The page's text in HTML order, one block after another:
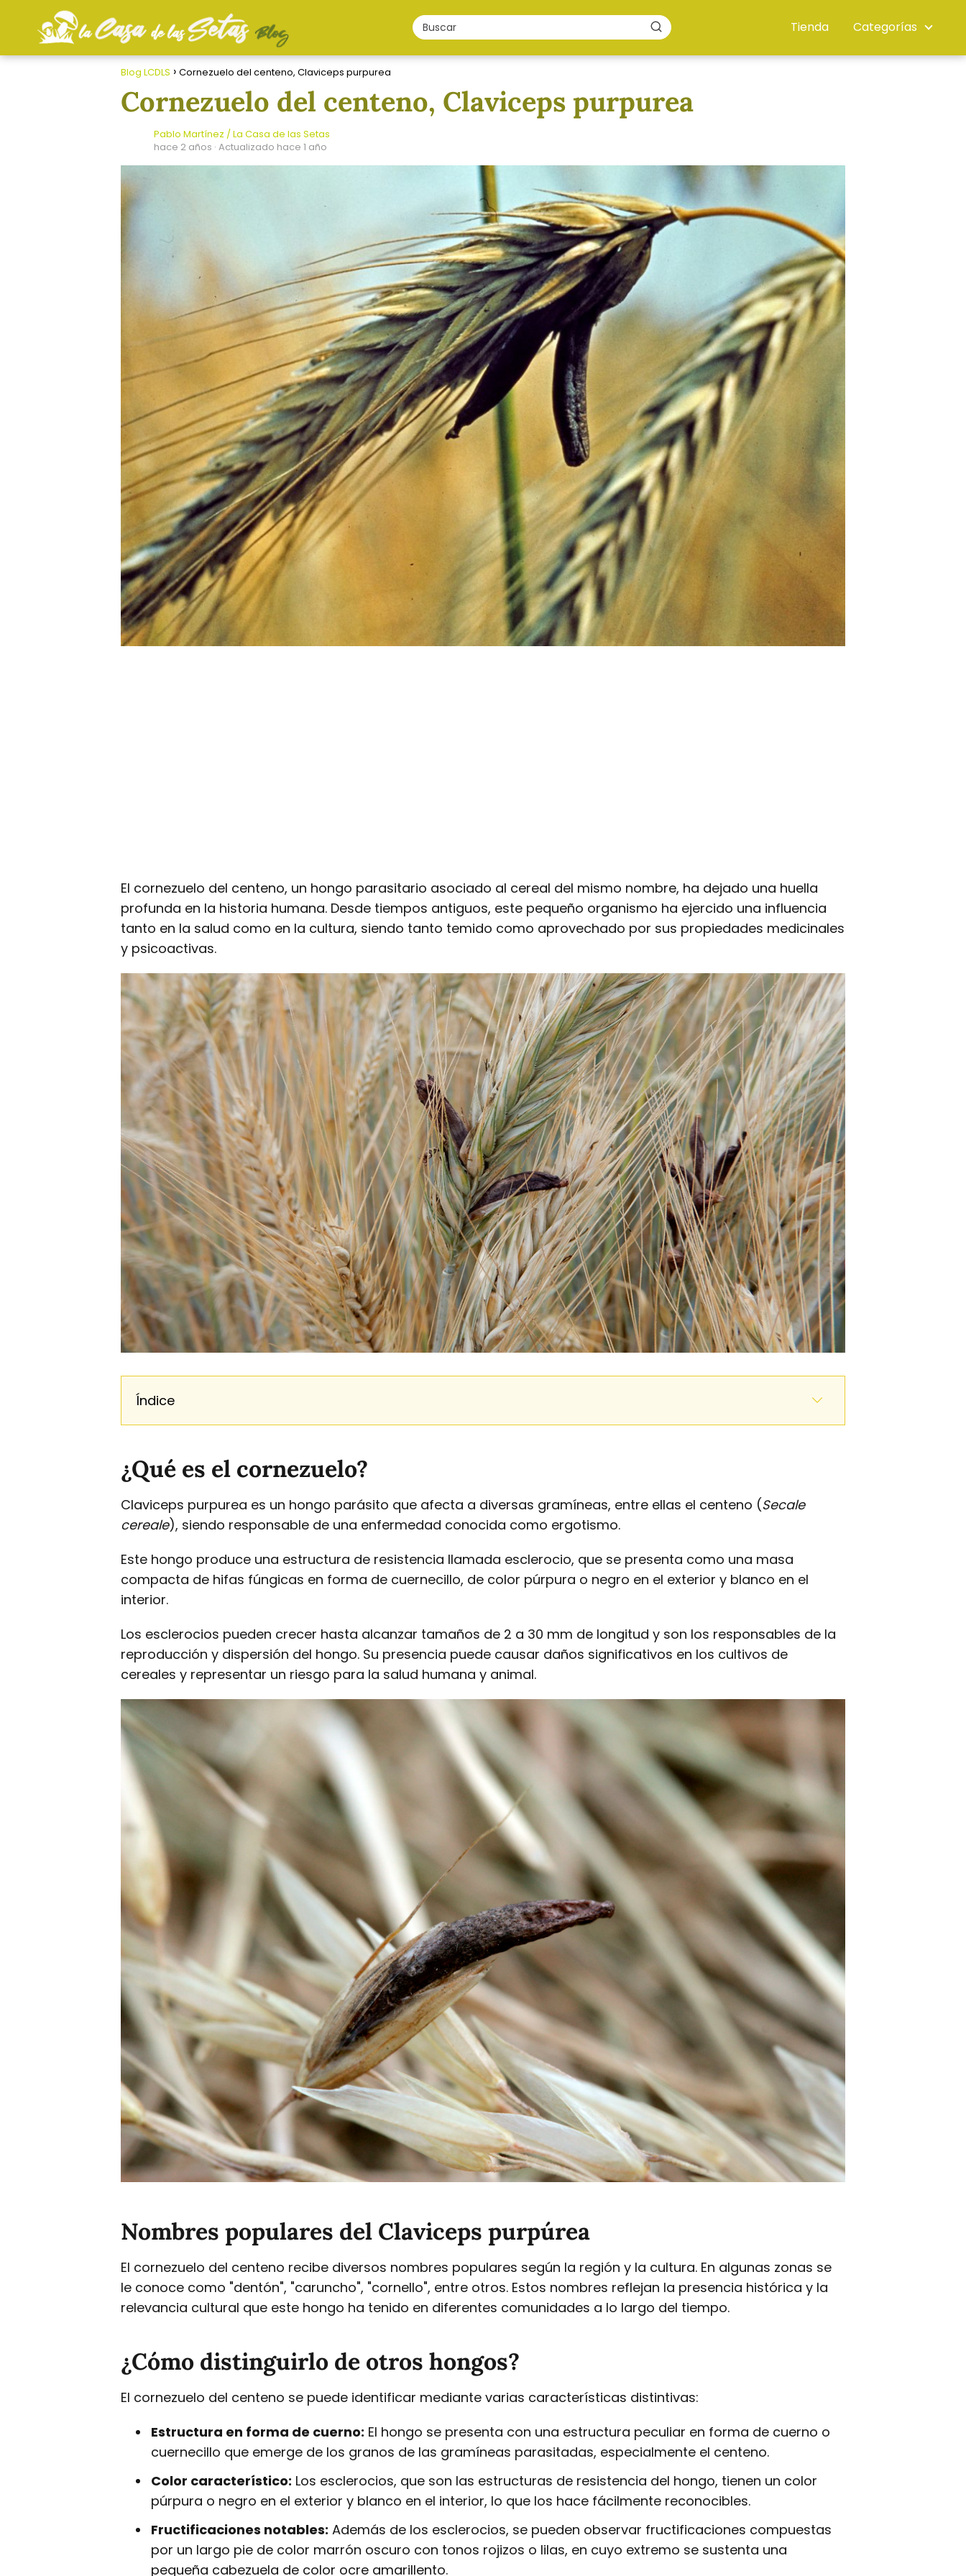
Tienda Categorías
Blog LCDLS Cornezuelo del centeno, Claviceps purpurea
Cornezuelo del centeno, Claviceps purpurea
Pablo Martínez / La Casa de las Setas
hace 2 años · Actualizado hace 1 año
El cornezuelo del centeno, un hongo parasitario asociado al cereal del mismo nombre, ha dejado una huella
profunda en la historia humana. Desde tiempos antiguos, este pequeño organismo ha ejercido una influencia
tanto en la salud como en la cultura, siendo tanto temido como aprovechado por sus propiedades medicinales
y psicoactivas.
Índice
¿Qué es el cornezuelo?
Claviceps purpurea es un hongo parásito que afecta a diversas gramíneas, entre ellas el centeno (Secale
cereale), siendo responsable de una enfermedad conocida como ergotismo.
Este hongo produce una estructura de resistencia llamada esclerocio, que se presenta como una masa
compacta de hifas fúngicas en forma de cuernecillo, de color púrpura o negro en el exterior y blanco en el
interior.
Los esclerocios pueden crecer hasta alcanzar tamaños de 2 a 30 mm de longitud y son los responsables de la
reproducción y dispersión del hongo. Su presencia puede causar daños significativos en los cultivos de
cereales y representar un riesgo para la salud humana y animal.
Nombres populares del Claviceps purpúrea
El cornezuelo del centeno recibe diversos nombres populares según la región y la cultura. En algunas zonas se
le conoce como "dentón", "caruncho", "cornello", entre otros. Estos nombres reflejan la presencia histórica y la
relevancia cultural que este hongo ha tenido en diferentes comunidades a lo largo del tiempo.
¿Cómo distinguirlo de otros hongos?
El cornezuelo del centeno se puede identificar mediante varias características distintivas:
Estructura en forma de cuerno: El hongo se presenta con una estructura peculiar en forma de cuerno o
cuernecillo que emerge de los granos de las gramíneas parasitadas, especialmente el centeno.
Color característico: Los esclerocios, que son las estructuras de resistencia del hongo, tienen un color
púrpura o negro en el exterior y blanco en el interior, lo que los hace fácilmente reconocibles.
Fructificaciones notables: Además de los esclerocios, se pueden observar fructificaciones compuestas
por un largo pie de color marrón oscuro con tonos rojizos o lilas, en cuyo extremo se sustenta una
pequeña cabezuela de color ocre amarillento.